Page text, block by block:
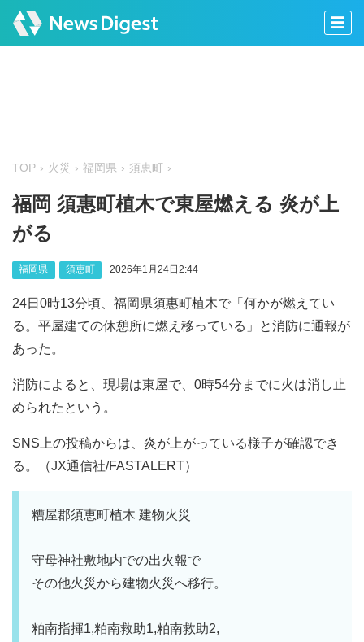
TOP 火災 福岡県 須恵町
福岡 須惠町植木で東屋燃える 炎が上
がる
福岡県 須恵町 2026年1月24日2:44
24日0時13分頃、福岡県須惠町植木で「何かが燃えてい
る。平屋建ての休憩所に燃え移っている」と消防に通報が
あった。
消防によると、現場は東屋で、0時54分までに火は消し止
められたという。
SNS上の投稿からは、炎が上がっている様子が確認でき
る。（JX通信社/FASTALERT）
糟屋郡須恵町植木 建物火災
守母神社敷地内での出火報で
その他火災から建物火災へ移行。
粕南指揮1,粕南救助1,粕南救助2,